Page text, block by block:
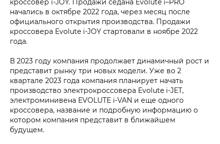
начались в октябре 2022 года, через месяц после
официального открытия производства. Продажи
кроссовера Evolute i‑JOY стартовали в ноябре 2022
года.
В 2023 году компания продолжает динамичный рост и
представит рынку три новых модели. Уже во 2
квартале 2023 года компания планирует начать
производство электрокроссовера Evolute i‑JET,
электроминивена EVOLUTE i‑VAN и еще одного
кроссовера, название и подробную информацию о
котором компания представит в ближайшем
будущем.